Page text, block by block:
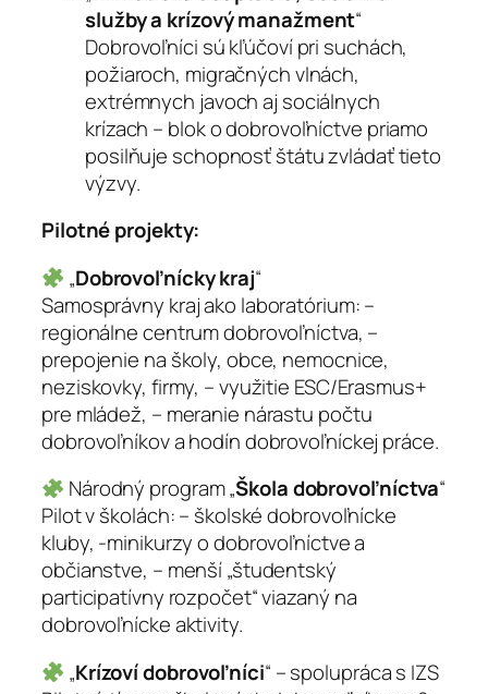
služby a krízový manažment“
Dobrovoľníci sú kľúčoví pri suchách,
požiaroch, migračných vlnách,
extrémnych javoch aj sociálnych
krízach – blok o dobrovoľníctve priamo
posilňuje schopnosť štátu zvládať tieto
výzvy.
Pilotné projekty:
„Dobrovoľnícky kraj“
Samosprávny kraj ako laboratórium: –
regionálne centrum dobrovoľníctva, –
prepojenie na školy, obce, nemocnice,
neziskovky, firmy, – využitie ESC/Erasmus+
pre mládež, – meranie nárastu počtu
dobrovoľníkov a hodín dobrovoľníckej práce.
Národný program „Škola dobrovoľníctva“
Pilot v školách: – školské dobrovoľnícke
kluby, -minikurzy o dobrovoľníctve a
občianstve, – menší „študentský
participatívny rozpočet“ viazaný na
dobrovoľnícke aktivity.
„Krízoví dobrovoľníci“ – spolupráca s IZS